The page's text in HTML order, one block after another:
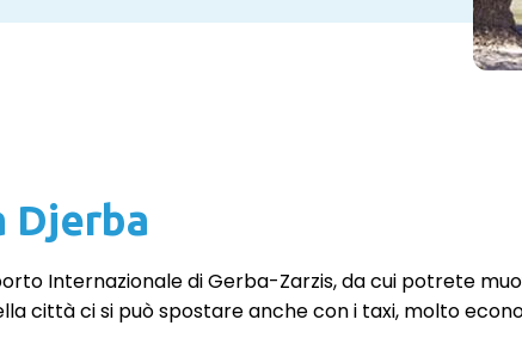
Djerba
Internazionale di Gerba-Zarzis, da cui potrete
città ci si può spostare anche con i taxi, molto